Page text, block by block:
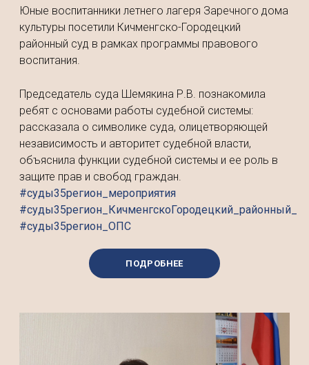
Юные воспитанники летнего лагеря Заречного дома
культуры посетили Кичменгско-Городецкий
районный суд в рамках программы правового
воспитания.
Председатель суда Шемякина Р.В. познакомила
ребят с основами работы судебной системы:
рассказала о символике суда, олицетворяющей
независимость и авторитет судебной власти,
объяснила функции судебной системы и ее роль в
защите прав и свобод граждан.
#суды35регион_мероприятия
#суды35регион_ОПС
ПОДРОБНЕЕ